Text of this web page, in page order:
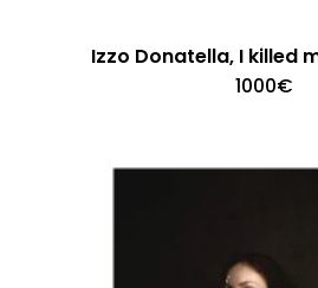
Izzo Donatella, I killed
1000€